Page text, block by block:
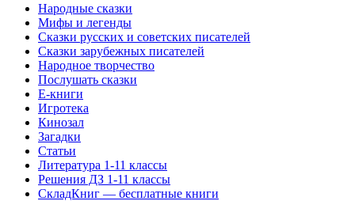
Народные сказки
Мифы и легенды
Сказки русских и советских писателей
Сказки зарубежных писателей
Народное творчество
Послушать сказки
Е-книги
Игротека
Кинозал
Загадки
Статьи
Литература 1-11 классы
Решения ДЗ 1-11 классы
СкладКниг — бесплатные книги